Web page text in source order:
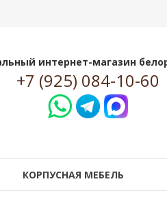
интернет-магазин
+7 (925) 084-10-60
КОРПУСНАЯ МЕБЕЛЬ